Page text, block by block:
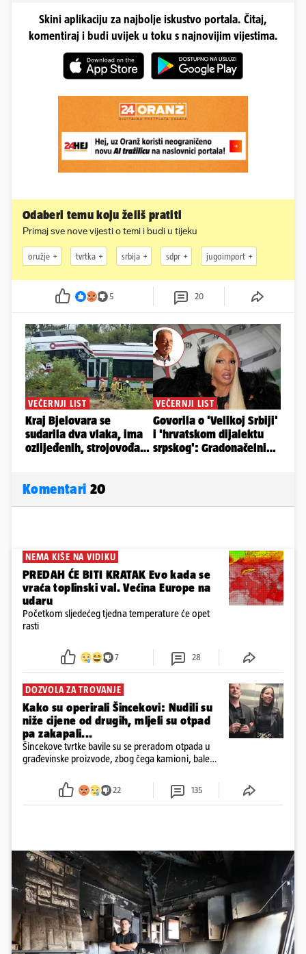
Skini aplikaciju za najbolje iskustvo portala. Čitaj,
komentiraj i budi uvijek u toku s najnovijim vijestima.
Odaberi temu koju želiš pratiti
Primaj sve nove vijesti o temi i budi u tijeku
oružje tvrtka srbija sdpr jugoimport
5 20
Komentari 20
NEMA KIŠE NA VIDIKU
PREDAH ĆE BITI KRATAK Evo kada se
vraća toplinski val. Većina Europe na
udaru
Početkom sljedećeg tjedna temperature će opet
rasti
7 28
DOZVOLA ZA TROVANJE
Kako su operirali Šincekovi: Nudili su
niže cijene od drugih, mljeli su otpad
pa zakapali...
Šincekove tvrtke bavile su se preradom otpada u
građevinske proizvode, zbog čega kamioni, bale
22 135